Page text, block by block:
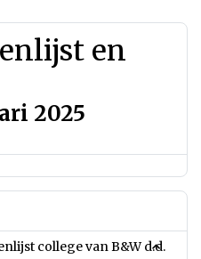
en
2025
college van B&W d.d.